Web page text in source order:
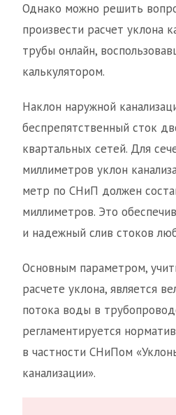
Однако можно решить
произвести расчет уклона
трубы онлайн,
калькулятором.
Наклон наружной
беспрепятственный сток
квартальных сетей. Для
миллиметров уклон
метр по СНиП должен
миллиметров. Это
и надежный слив стоков
Основным параметром,
расчете уклона, является
потока воды в
регламентируется
в частности СНиПом
канализации».